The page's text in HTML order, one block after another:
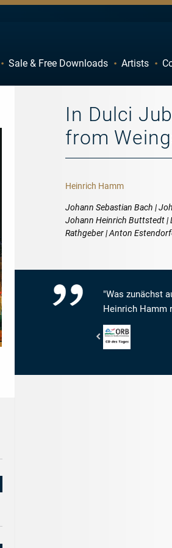
Sale & Free Downloads Artists
In Dulci
from
Heinrich Hamm
Johann Sebastian Bach |
Johann Heinrich Buttstedt |
Rathgeber | Anton
"Was zunächst
Heinrich Hamm